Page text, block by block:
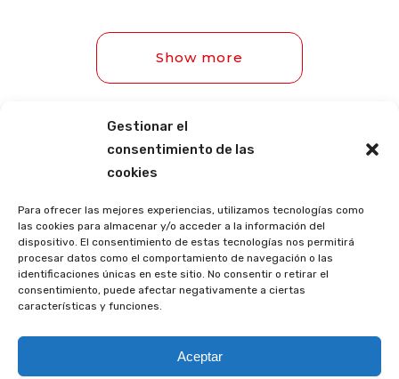
Gestionar el
consentimiento de las
cookies
Para ofrecer las mejores experiencias, utilizamos tecnologías como
las cookies para almacenar y/o acceder a la información del
dispositivo. El consentimiento de estas tecnologías nos permitirá
procesar datos como el comportamiento de navegación o las
identificaciones únicas en este sitio. No consentir o retirar el
consentimiento, puede afectar negativamente a ciertas
características y funciones.
Aceptar
Show more